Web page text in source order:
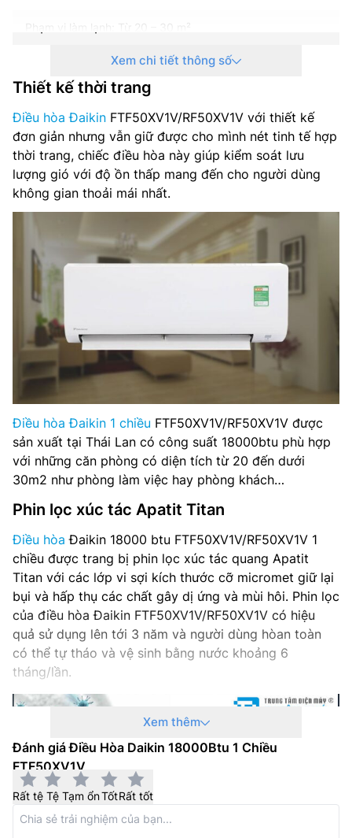
Phạm vi làm lạnh: Từ 20 – 30 m²
Chiều Điều hòa: 1 Chiều Lạnh
Công nghệ Inverter: Không Có
Môi chất làm lạnh: Gas R32
Điện áp vào: 1 pha – 220V
Công suất tiêu thụ trung bình: 1.524 kW
Kích thước khối trong nhà: 290 x 1050 x 238mm (12kg)
Kích thước khối ngoài trời: 595 x 845 x 300mm (37kg)
Xuất xứ: Thái Lan
Xem chi tiết thông số
Thiết kế thời trang
Điều hòa Đaikin FTF50XV1V/RF50XV1V với thiết kế
đơn giản nhưng vẫn giữ được cho mình nét tinh tế hợp
thời trang, chiếc điều hòa này giúp kiểm soát lưu
lượng gió với độ ồn thấp mang đến cho người dùng
không gian thoải mái nhất.
Điều hòa Đaikin 1 chiều FTF50XV1V/RF50XV1V được
sản xuất tại Thái Lan có công suất 18000btu phù hợp
với những căn phòng có diện tích từ 20 đến dưới
30m2 như phòng làm việc hay phòng khách…
Phin lọc xúc tác Apatit Titan
Điều hòa Đaikin 18000 btu FTF50XV1V/RF50XV1V 1
chiều được trang bị phin lọc xúc tác quang Apatit
Titan với các lớp vi sợi kích thước cỡ micromet giữ lại
bụi và hấp thụ các chất gây dị ứng và mùi hôi. Phin lọc
của điều hòa Đaikin FTF50XV1V/RF50XV1V có hiệu
quả sử dụng lên tới 3 năm và người dùng hòan toàn
có thể tự tháo và vệ sinh bằng nước khoảng 6
tháng/lần.
Xem thêm
Đánh giá Điều Hòa Daikin 18000Btu 1 Chiều
FTF50XV1V
Rất tệ Tệ Tạm ổnTốtRất tốt